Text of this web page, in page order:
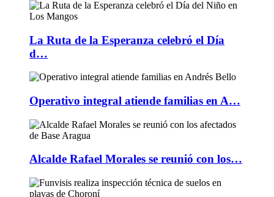
La Ruta de la Esperanza celebró el Día
d…
Operativo integral atiende familias en A…
Alcalde Rafael Morales se reunió con los…